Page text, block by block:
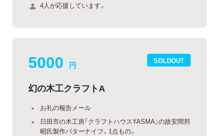
4人が応援しています。
SOLDOUT
5000 円
幻の木工クラフトA
お礼の報告メール
日田市の木工房「クラフトハウスYASMA」の故安間邦
昭氏製作バターナイフ。1点もの。